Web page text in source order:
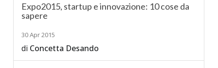
Expo2015, startup e innovazione: 10 cose da
sapere
30 Apr 2015
di Concetta Desando